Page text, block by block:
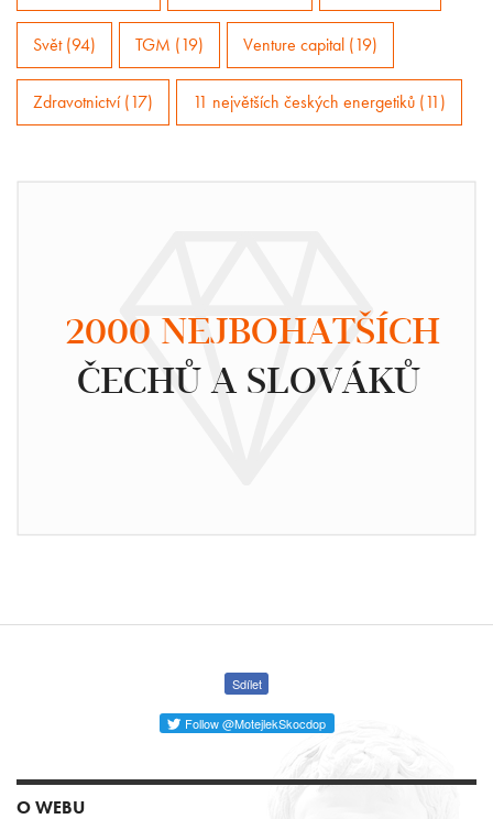
Svět (94) TGM (19) Venture capital (19)
Zdravotnictví (17) 11 největších českých energetiků (11)
2000 NEJBOHATŠÍCH
ČECHŮ A SLOVÁKŮ
Sdílet
Follow @MotejlekSkocdop
O WEBU